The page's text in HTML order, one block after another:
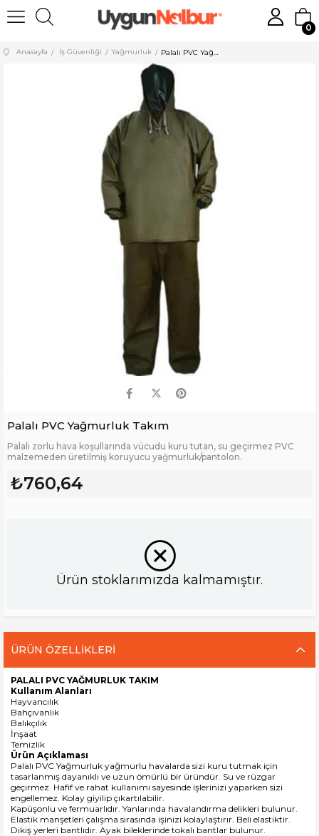
0
Anasayfa İş Güvenliği Yağmurluk
Palalı PVC Yağmurluk Takım
Palali zorlu hava koşullarında vücudu kuru tutan, su geçirmez PVC
malzemeden üretilmiş koruyucu yağmurluk/pantolon.
₺760,64
Ürün stoklarımızda kalmamıştır.
ÜRÜN ÖZELLIKLERI
PALALI PVC YAĞMURLUK TAKIM
Kullanım Alanları
Hayvancılık
Bahçıvanlık
Balıkçılık
İnşaat
Temizlik
Ürün Açıklaması
Palalı PVC Yağmurluk yağmurlu havalarda sizi kuru tutmak için
tasarlanmış dayanıklı ve uzun ömürlü bir üründür. Su ve rüzgar
geçirmez. Hafif ve rahat kullanımı sayesinde işlerinizi yaparken sizi
engellemez. Kolay giyilip çıkartılabilir.
Kapüşonlu ve fermuarlıdır. Yanlarında havalandırma delikleri bulunur.
Elastik manşetleri çalışma sırasında işinizi kolaylaştırır. Beli elastiktir.
Dikiş yerleri bantlıdır. Ayak bileklerinde tokalı bantlar bulunur.